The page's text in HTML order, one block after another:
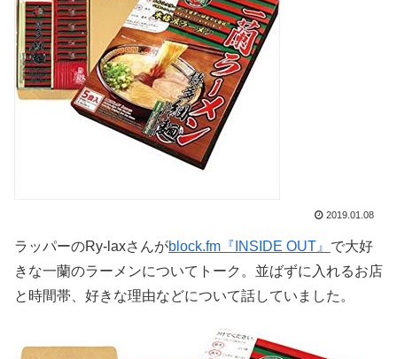
2019.01.08
ラッパーのRy-laxさんがblock.fm『INSIDE OUT』 で大好
きな一蘭のラーメンについてトーク。並ばずに入れるお店
と時間帯、好きな理由などについて話していました。